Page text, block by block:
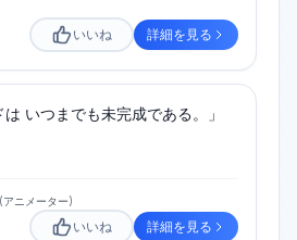
いいね 詳細を見る
は いつまでも未完成である。」
(アニメーター)
いいね 詳細を見る